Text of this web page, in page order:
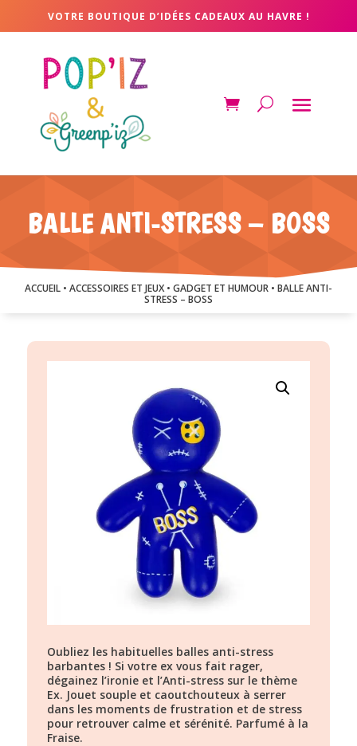
VOTRE BOUTIQUE D’IDÉES CADEAUX AU HAVRE !
BALLE ANTI-STRESS – BOSS
ACCUEIL • ACCESSOIRES ET JEUX• GADGET ET HUMOUR • BALLE ANTI-
STRESS – BOSS
Oubliez les habituelles balles anti-stress
barbantes ! Si votre ex vous fait rager,
dégainez l’ironie et l’Anti-stress sur le thème
Ex. Jouet souple et caoutchouteux à serrer
dans les moments de frustration et de stress
pour retrouver calme et sérénité. Parfumé à la
Fraise.